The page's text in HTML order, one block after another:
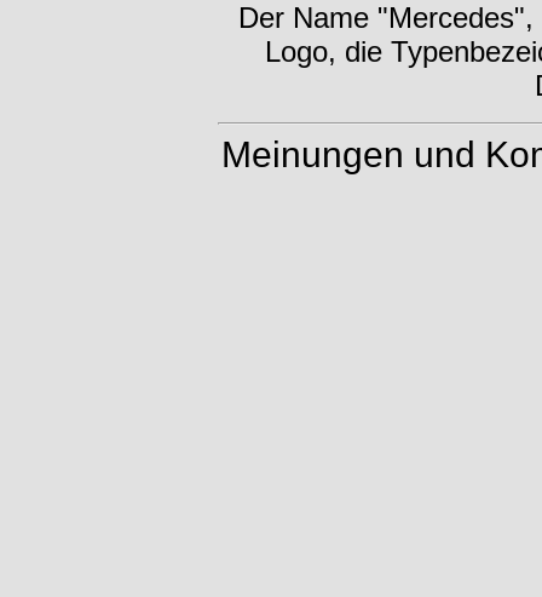
Der Name
Logo, die
Meinungen und